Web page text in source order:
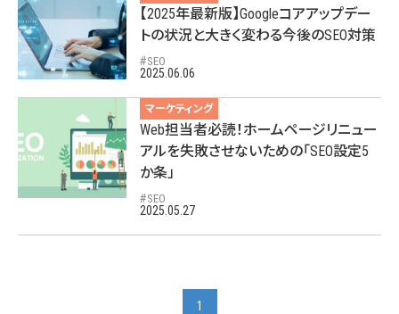
【2025年最新版】Googleコアアップデー
トの状況と大きく変わる今後のSEO対策
SEO
2025.06.06
マーケティング
Web担当者必読！ホームページリニュー
アルを失敗させないための「SEO設定5
か条」
SEO
2025.05.27
1